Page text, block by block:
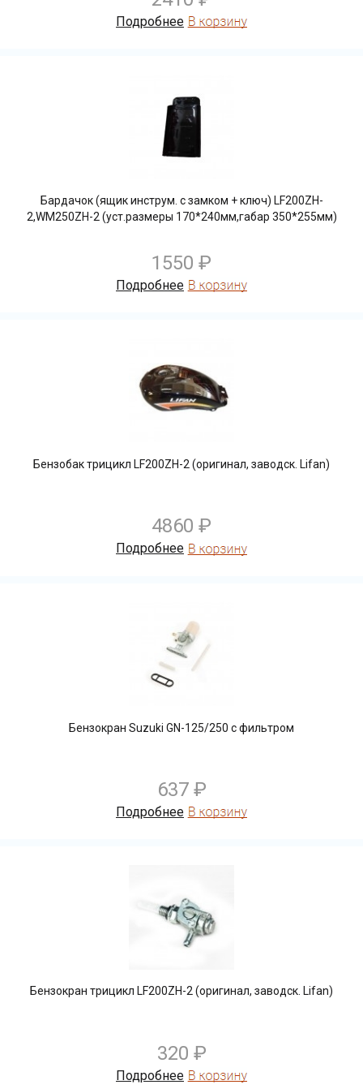
Подробнее
Бардачок (ящик инструм. с замком + ключ) LF200ZH-
2,WM250ZH-2 (уст.размеры 170*240мм,габар 350*255мм)
1550 ₽
Подробнее
Бензобак трицикл LF200ZH-2 (оригинал, заводск. Lifan)
4860 ₽
Подробнее
Бензокран Suzuki GN-125/250 c фильтром
637 ₽
Подробнее
Бензокран трицикл LF200ZH-2 (оригинал, заводск. Lifan)
320 ₽
Подробнее